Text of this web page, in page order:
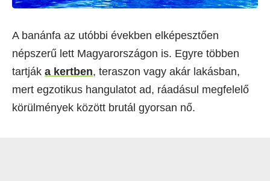
A banánfa az utóbbi években elképesztően
népszerű lett Magyarországon is. Egyre többen
tartják a kertben, teraszon vagy akár lakásban,
mert egzotikus hangulatot ad, ráadásul megfelelő
körülmények között brutál gyorsan nő.